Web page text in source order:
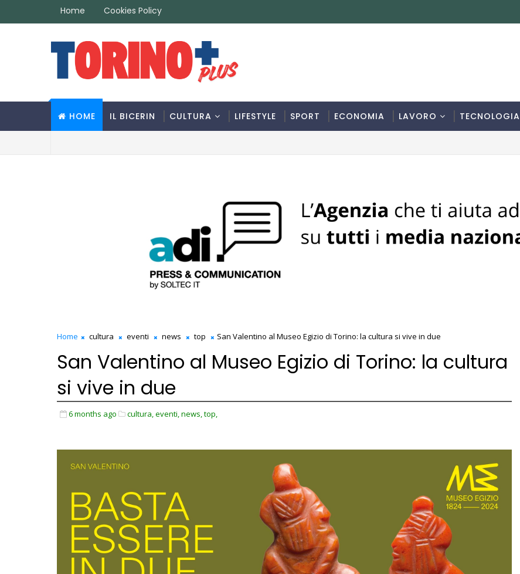
Home Cookies Policy
HOME IL BICERIN CULTURA LIFESTYLE SPORT ECONOMIA LAVORO TECNOLOGIA
Home cultura eventi news top San Valentino al Museo Egizio di Torino: la cultura si vive in due
San Valentino al Museo Egizio di Torino: la cultura
si vive in due
6 months ago cultura,eventi,news,top,